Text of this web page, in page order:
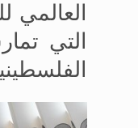
العالمي
التي